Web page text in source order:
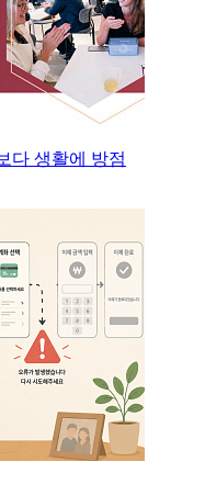
다 생활에 방점